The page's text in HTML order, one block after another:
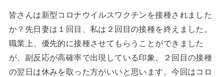
皆さんは新型コロナウイルスワクチンを接種されました
か？先日妻は１回目、私は２回目の接種を終えました。
職業上、優先的に接種させてもらうことができました
が、副反応が高確率で出現している印象。２回目の接種
の翌日は休みを取った方がいいと思います。今回はコロ